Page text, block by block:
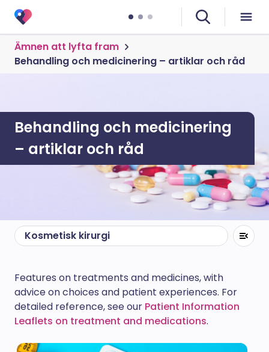
Ämnen att lyfta fram
Behandling och medicinering – artiklar och råd
Behandling och medicinering
– artiklar och råd
Kosmetisk kirurgi
Features on treatments and medicines, with
advice on choices and patient experiences. For
detailed reference, see our Patient Information
Leaflets on treatment and medications.